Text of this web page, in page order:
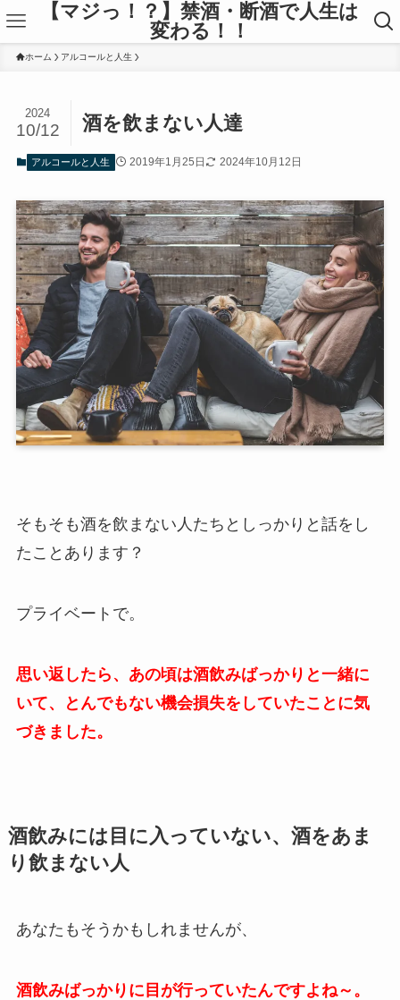
【マジっ！？】禁酒・断酒で人生は
変わる！！
ホーム アルコールと人生
酒を飲まない人達
2024
10/12
アルコールと人生 2019年1月25日 2024年10月12日
そもそも酒を飲まない人たちとしっかりと話をし
たことあります？
プライベートで。
思い返したら、あの頃は酒飲みばっかりと一緒に
いて、とんでもない機会損失をしていたことに気
づきました。
酒飲みには目に入っていない、酒をあま
り飲まない人
あなたもそうかもしれませんが、
酒飲みばっかりに目が行っていたんですよね～。